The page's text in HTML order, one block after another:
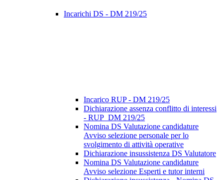
Incarichi DS - DM 219/25
Incarico RUP - DM 219/25
Dichiarazione assenza conflitto di interessi
- RUP_DM 219/25
Nomina DS Valutazione candidature
Avviso selezione personale per lo
svolgimento di attività operative
Dichiarazione insussistenza DS Valutatore
Nomina DS Valutazione candidature
Avviso selezione Esperti e tutor interni